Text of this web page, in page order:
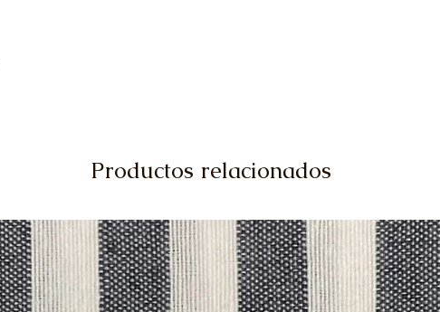
Productos relacionados